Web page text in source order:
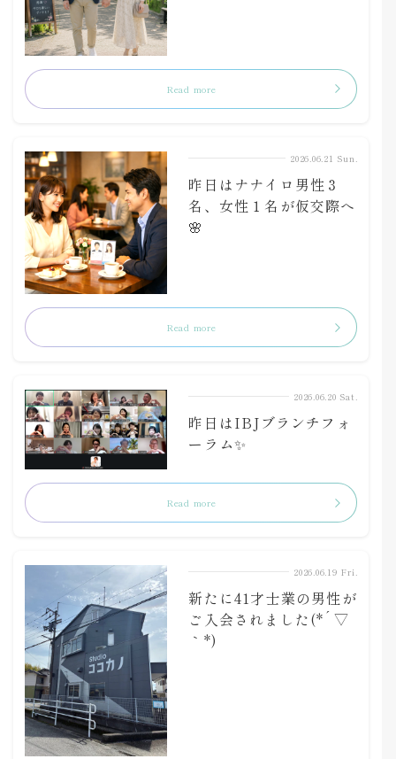
Read more
2026.06.21 Sun.
昨日はナナイロ男性３
名、女性１名が仮交際へ
🌸
Read more
2026.06.20 Sat.
昨日はIBJブランチフォ
ーラム✨
Read more
2026.06.19 Fri.
新たに41才士業の男性が
ご入会されました(*´▽
｀*)